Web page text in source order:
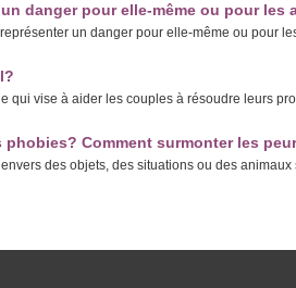
danger pour elle-même ou pour les
un danger pour elle-même ou pour
qui vise à aider les couples à résoudre leurs
Comment surmonter les
des objets, des situations ou des